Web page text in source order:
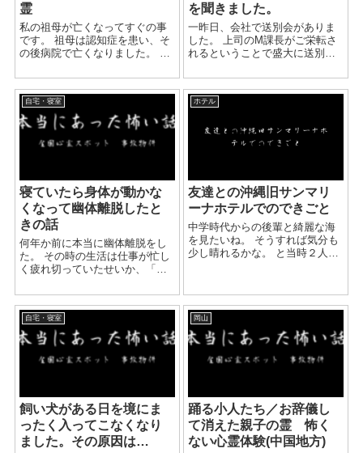
霊
私の祖母が亡くなってすぐの事
です。 祖母は認知症を患い、そ
の後病院で亡くなりました。 自
ったのかもしれません。 ある日
の夜中、私は横で寝ていた妹の
悲鳴で目を覚ましました。 「ど
うしたの」と...
を聞きました。
一昨日、会社で送別会がありま
した。 上司のM課長がご栄転さ
れるということで盛大に送別会
なり有志で飲みに行ったときに
M課長は語りました。 M課長は
話も面白く仕事もできる方で
自宅・寝室
寝ていたら身体が動かな
くなって幽体離脱したと
きの話
何年か前に本当に幽体離脱をし
た。 その時の生活は仕事が忙し
く疲れ切っていたせいか、「最
親から言われていた。 本当に遊
ぶ暇もなくて、ストレス発散も
する暇もなくて、気分もイライ
ラしていてよく部下にも当り
散...
ホテル
友達との沖縄旧サンマリ
ーナホテルでのできごと
中学時代からの後輩と綺麗な海
を見たいね。 そうすれば気分も
少し晴れるかな。 と当時２人と
日で行こう行こう！ と盛り上が
り沖縄ののんびりした雰囲気の
空港に着きま...
自宅・寝室
飼い犬がある日を境にま
ったく入ってこなくなり
ました。その原因は…
岡山
踊る小人たち／お辞儀し
て消えた親子の霊 怖く
ない心霊体験(中国地方)